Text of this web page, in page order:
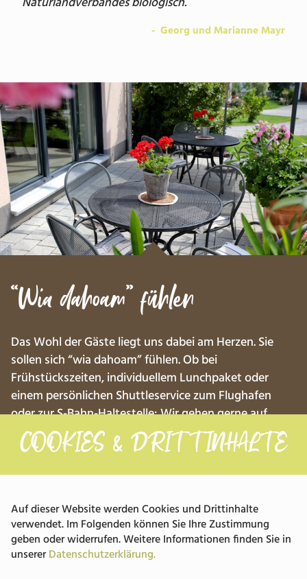
Georg und Marianne Mayr
“Wia dahoam” fühlen
Das Wohl der Gäste liegt uns dabei am Herzen. Sie
sollen sich “wia dahoam” fühlen. Ob bei
Frühstückszeiten, individuellem Lunchpaket oder
einem persönlichen Shuttleservice zum Flughafen
oder zur S-Bahn-Haltestelle: Wir gehen gerne auf
individuelle Wünsche ein. Dazu zählt auch, dass wir
einenFahrradverleihanbieten. Gleichzeitig machen Sie
Unser größtes Kompliment: Wenn unsere Gäste nach
einem anstrengenden Tag zur Ruhe kommen und
entspannen können – wie zuhause eben. Dabei hat
jeder individuelle Bedürfnisse, die wir respektieren.
COOKIES & DRITTINHALTE
Auf dieser Website werden Cookies und Drittinhalte
verwendet. Im Folgenden können Sie Ihre Zustimmung
geben oder widerrufen. Weitere Informationen finden Sie in
unsererDatenschutzerklärung.